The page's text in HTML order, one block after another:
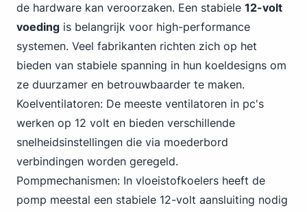
de hardware kan veroorzaken. Een stabiele 12-volt
voeding is belangrijk voor high-performance
systemen. Veel fabrikanten richten zich op het
bieden van stabiele spanning in hun koeldesigns om
ze duurzamer en betrouwbaarder te maken.
Koelventilatoren: De meeste ventilatoren in pc's
werken op 12 volt en bieden verschillende
snelheidsinstellingen die via moederbord
verbindingen worden geregeld.
Pompmechanismen: In vloeistofkoelers heeft de
pomp meestal een stabiele 12-volt aansluiting nodig